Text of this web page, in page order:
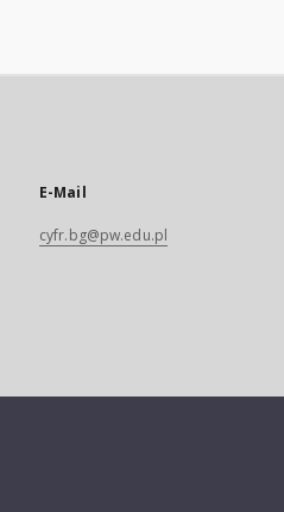
E-Mail
cyfr.bg@pw.edu.pl